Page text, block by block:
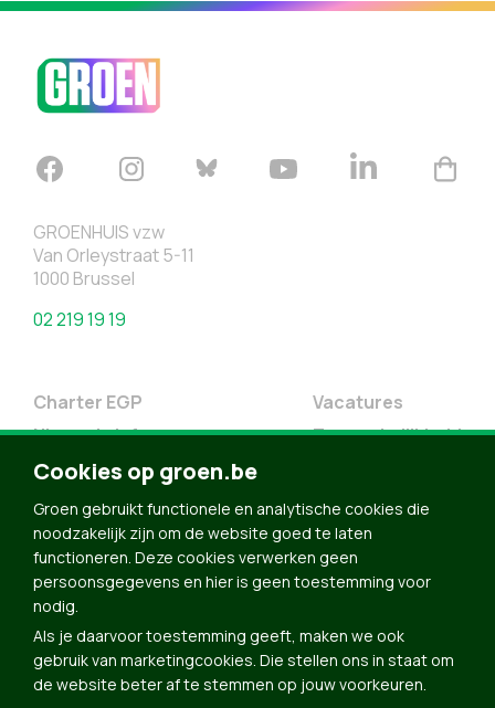
GROENHUIS vzw
Van Orleystraat 5-11
1000 Brussel
02 219 19 19
Charter EGP
Nieuwsbrief
Doe Mee
Contact
Groen in je buurt
Meldpunt
Vacatures
Toegankelijkheid
Word lid
Agenda
Bekijk kalender
Cookies op groen.be
Groen gebruikt functionele en analytische cookies die
noodzakelijk zijn om de website goed te laten
functioneren. Deze cookies verwerken geen
persoonsgegevens en hier is geen toestemming voor
nodig.
Als je daarvoor toestemming geeft, maken we ook
gebruik van marketingcookies. Die stellen ons in staat om
de website beter af te stemmen op jouw voorkeuren.